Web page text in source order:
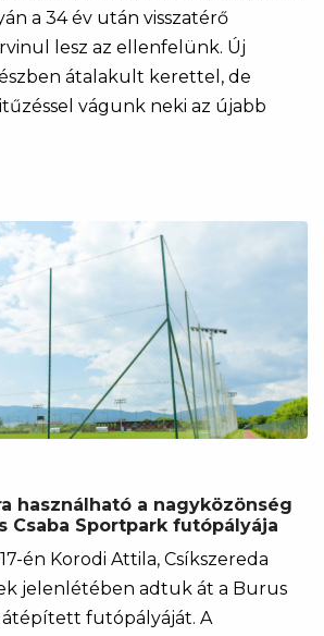
a 34 év után visszatérő
lesz az ellenfelünk. Új
átalakult kerettel, de
vágunk neki az újabb
használható a nagyközönség
Csaba Sportpark futópályája
én Korodi Attila, Csíkszereda
jelenlétében adtuk át a Burus
átépített futópályáját. A